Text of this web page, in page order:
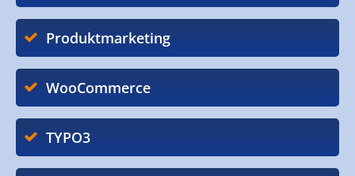
Produktmarketing
WooCommerce
TYPO3